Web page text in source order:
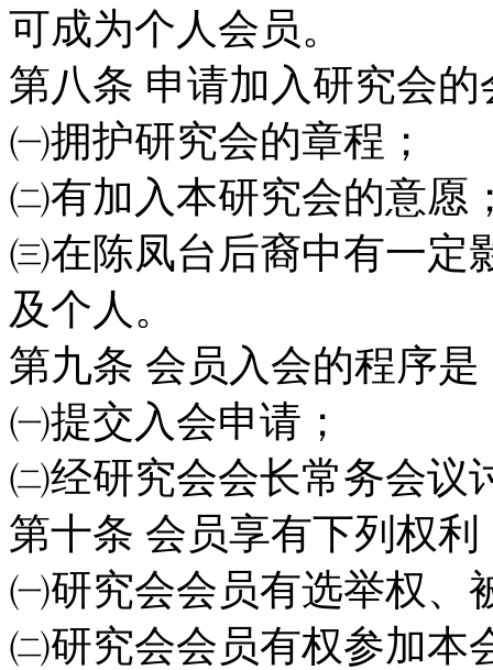
可成为个人会员。
第八条 申请加入研究会
㈠拥护研究会的章程；
㈡有加入本研究会的意愿
㈢在陈凤台后裔中有一定
及个人。
第九条 会员入会的程序是
㈠提交入会申请；
㈡经研究会会长常务会议
第十条 会员享有下列权利
㈠研究会会员有选举权、
㈡研究会会员有权参加本